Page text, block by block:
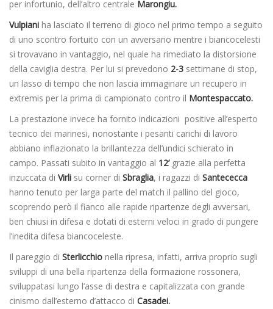
per infortunio, dell’altro centrale Marongiu.
Vulpiani ha lasciato il terreno di gioco nel primo tempo a seguito
di uno scontro fortuito con un avversario mentre i biancocelesti
si trovavano in vantaggio, nel quale ha rimediato la distorsione
della caviglia destra. Per lui si prevedono 2-3 settimane di stop,
un lasso di tempo che non lascia immaginare un recupero in
extremis per la prima di campionato contro il Montespaccato.
La prestazione invece ha fornito indicazioni positive all’esperto
tecnico dei marinesi, nonostante i pesanti carichi di lavoro
abbiano inflazionato la brillantezza dell’undici schierato in
campo. Passati subito in vantaggio al 12’grazie alla perfetta
inzuccata di Virli su corner di Sbraglia, i ragazzi di Santececca
hanno tenuto per larga parte del match il pallino del gioco,
scoprendo però il fianco alle rapide ripartenze degli avversari,
ben chiusi in difesa e dotati di esterni veloci in grado di pungere
l’inedita difesa biancoceleste.
Il pareggio di Sterlicchio nella ripresa, infatti, arriva proprio sugli
sviluppi di una bella ripartenza della formazione rossonera,
sviluppatasi lungo l’asse di destra e capitalizzata con grande
cinismo dall’esterno d’attacco di Casadei.